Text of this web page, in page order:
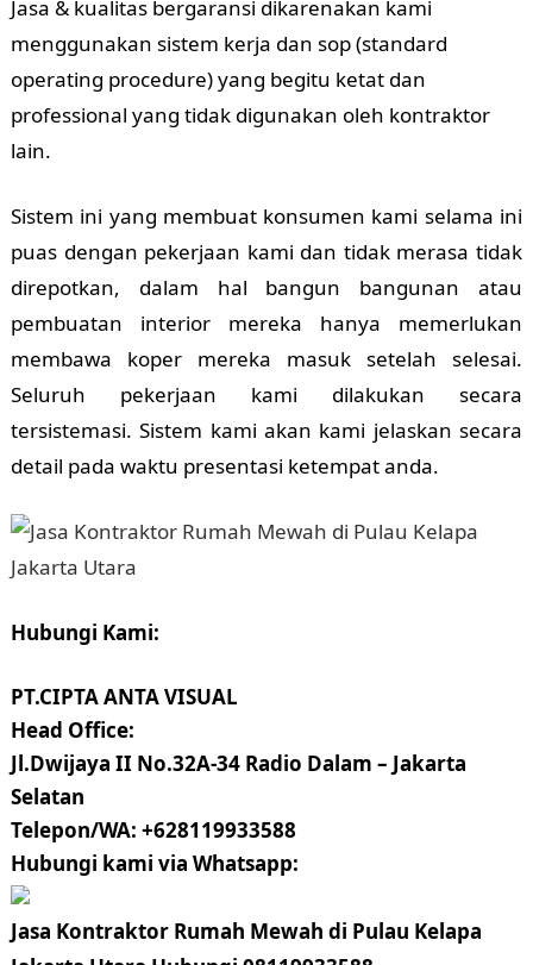
Jasa & kualitas bergaransi dikarenakan kami
menggunakan sistem kerja dan sop (standard
operating procedure) yang begitu ketat dan
professional yang tidak digunakan oleh kontraktor
lain.
Sistem ini yang membuat konsumen kami selama ini
puas dengan pekerjaan kami dan tidak merasa tidak
direpotkan, dalam hal bangun bangunan atau
pembuatan interior mereka hanya memerlukan
membawa koper mereka masuk setelah selesai.
Seluruh pekerjaan kami dilakukan secara
tersistemasi. Sistem kami akan kami jelaskan secara
detail pada waktu presentasi ketempat anda.
Hubungi Kami:
PT.CIPTA ANTA VISUAL
Head Office:
Jl.Dwijaya II No.32A-34 Radio Dalam – Jakarta
Selatan
Telepon/WA: +628119933588
Hubungi kami via Whatsapp:
Jasa Kontraktor Rumah Mewah di Pulau Kelapa